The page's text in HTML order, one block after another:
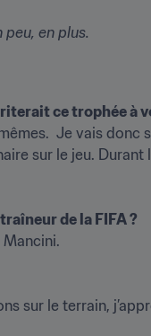
en plus.
ce trophée à
Je vais
sur le jeu. Durant
de la FIFA ?
Mancini.
sur le terrain,